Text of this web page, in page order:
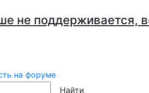
не поддерживается,
на форуме